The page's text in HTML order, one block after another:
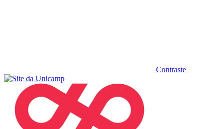
Contraste